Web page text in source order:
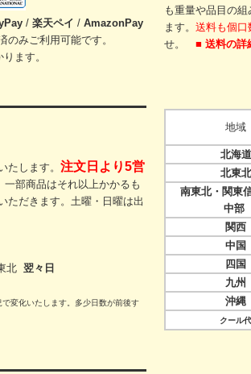
/ 楽天ペイ / AmazonPay
みご利用可能です。
ます。
たします。 注文日より5営
部商品はそれ以上かかるも
ただきます。 土曜・日曜は出
北 翌々日
変化いたします。多少日数が前後す
も重量や品目の組
ます。 送料も個口
せ。 ■ 送料の詳
地域
北海道
北東北
南東北・関東
中部
関西
中国
四国
九州
沖縄
クール代